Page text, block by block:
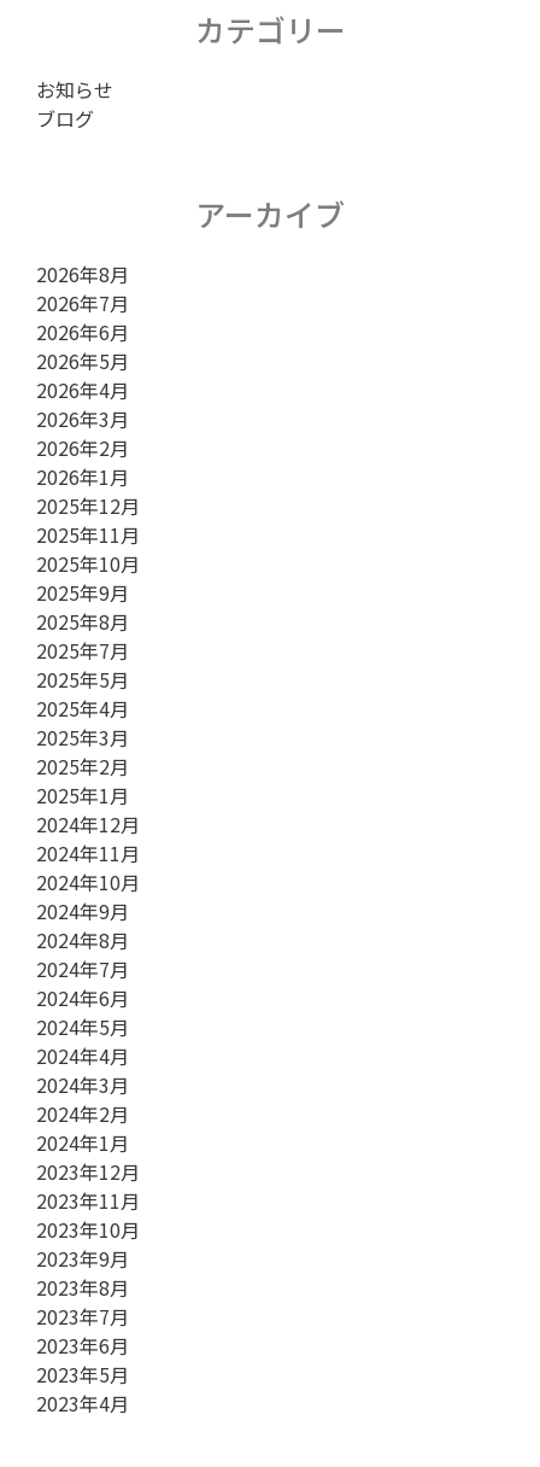
シ
ン
カテゴリー
お知らせ
ブログ
アーカイブ
2026年8月
2026年7月
2026年6月
2026年5月
2026年4月
2026年3月
2026年2月
2026年1月
2025年12月
2025年11月
2025年10月
2025年9月
2025年8月
2025年7月
2025年5月
2025年4月
2025年3月
2025年2月
2025年1月
2024年12月
2024年11月
2024年10月
2024年9月
2024年8月
2024年7月
2024年6月
2024年5月
2024年4月
2024年3月
2024年2月
2024年1月
2023年12月
2023年11月
2023年10月
2023年9月
2023年8月
2023年7月
2023年6月
2023年5月
2023年4月